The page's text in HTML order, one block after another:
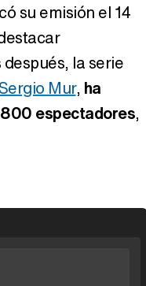
su emisión el 14
la serie
Mur, ha
espectadores,